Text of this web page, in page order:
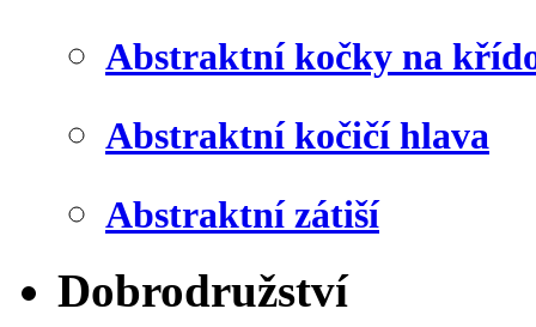
Abstraktní kočky na
Abstraktní kočičí hlava
Abstraktní zátiší
Dobrodružství